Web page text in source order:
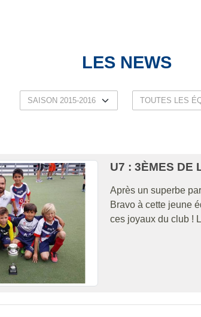
LES NEWS
U7 : 3ÈMES DE
Après un superbe
Bravo à cette jeune
ces joyaux du club !